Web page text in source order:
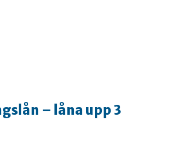
– låna upp 3